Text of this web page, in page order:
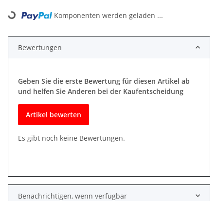
Loading... Komponenten werden geladen ...
Bewertungen
Geben Sie die erste Bewertung für diesen Artikel ab
und helfen Sie Anderen bei der Kaufentscheidung
Artikel bewerten
Es gibt noch keine Bewertungen.
Benachrichtigen, wenn verfügbar